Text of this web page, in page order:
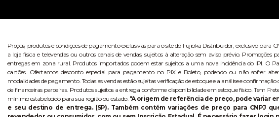
Preços, produtos e condições de pagamento exclusivas para o site do Fujioka Distribuidor, exclusivo para
a loja física e televendas ou outros canais de vendas, sujeitos à alteração sem aviso prévio. Promoções
entregas em zona rural. Produtos importados podem estar sujeitos a uma nova incidência do IPI. O
cartões. Ofertamos desconto especial para pagamento no PIX e Boleto, podendo ou não sofrer
modalidades de pagamento. Todas as vendas estão sujeitas verificação de estoque e a análise e
de financeiras parceiras. Produtos sujeitos a entrega conforme disponibilidade em estoque físico. Tem
mínimo estabelecido para sua região ou estado. *A origem de referência de preço, pode variar
e seu destino de entrega. (SP). Também contém variações de preço para CNPJ